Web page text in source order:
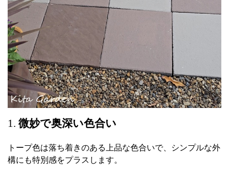
1. 微妙で奥深い色合い
トープ色は落ち着きのある上品な色合いで、シンプルな外
構にも特別感をプラスします。